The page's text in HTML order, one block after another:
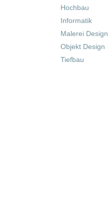
Hochbau
Informatik
Malerei Design
Objekt Design
Tiefbau